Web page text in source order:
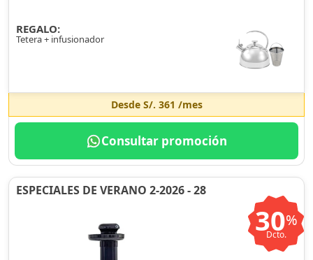
REGALO:
Tetera + infusionador
Desde S/. 361 /mes
Consultar promoción
ESPECIALES DE VERANO 2-2026 - 28
30%
Dcto.